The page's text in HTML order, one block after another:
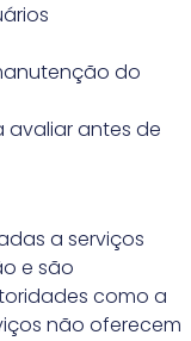
do
antes de
a serviços
e são
como a
não oferecem